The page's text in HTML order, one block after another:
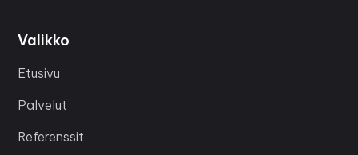
Valikko
Etusivu
Palvelut
Referenssit